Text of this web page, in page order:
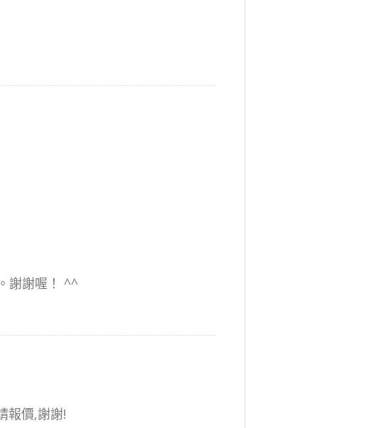
謝謝喔！ ^^
報價,謝謝!